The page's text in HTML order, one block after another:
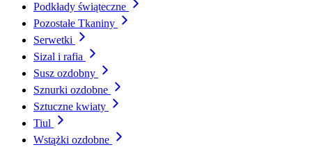
Podkłady świąteczne
Pozostałe Tkaniny
Serwetki
Sizal i rafia
Susz ozdobny
Sznurki ozdobne
Sztuczne kwiaty
Tiul
Wstążki ozdobne